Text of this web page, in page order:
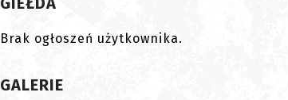
Brak ogłoszeń użytkownika.
GALERIE